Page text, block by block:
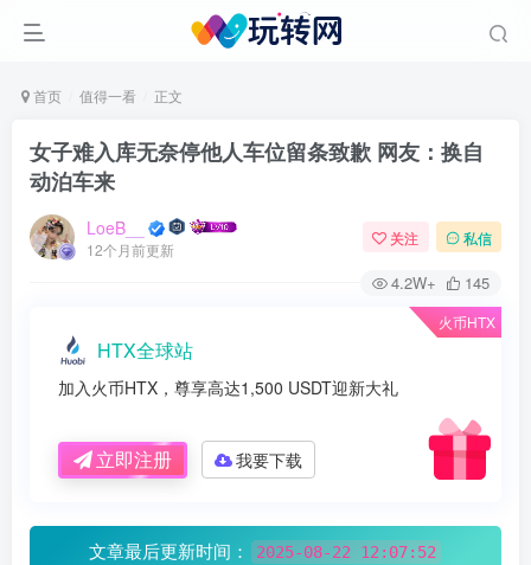
首页 值得一看 正文
女子难入库无奈停他人车位留条致歉 网友：换自
动泊车来
LoeB__
12个月前更新
关注 私信
4.2W+ 145
火币HTX
HTX全球站
加入火币HTX，尊享高达1,500 USDT迎新大礼
立即注册 我要下载
文章最后更新时间： 2025-08-22 12:07:52